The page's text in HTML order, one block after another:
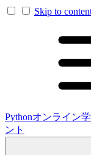
Skip to
Pythonオンライン
ント